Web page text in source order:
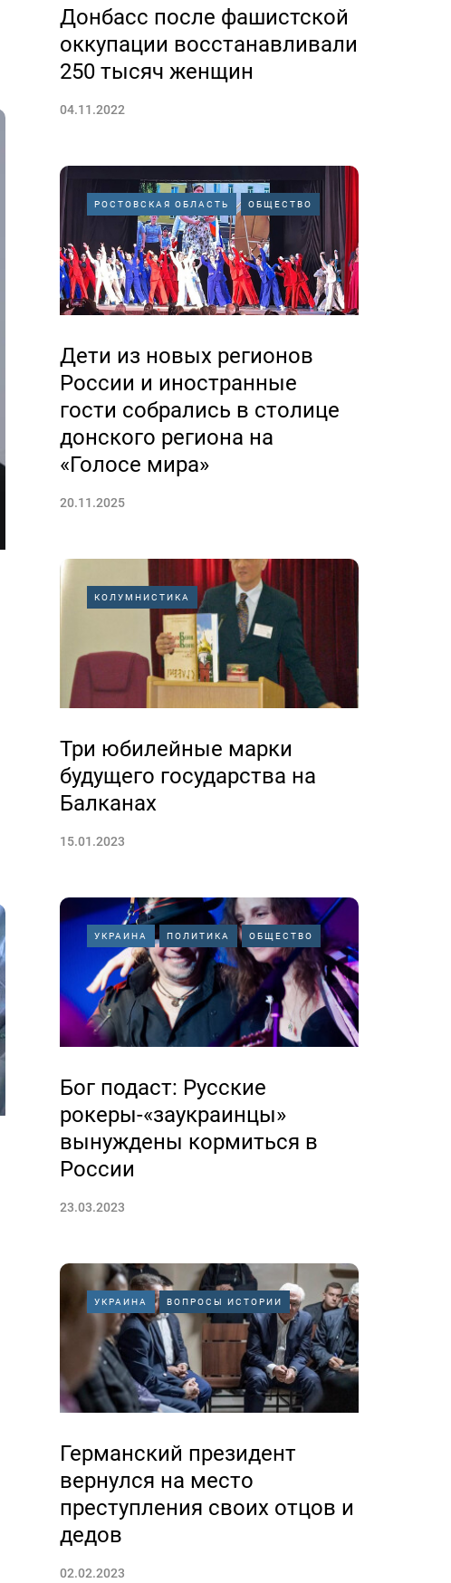
Донбасс после фашистской
оккупации восстанавливали
250 тысяч женщин
04.11.2022
РОСТОВСКАЯ ОБЛАСТЬ ОБЩЕСТВО
Дети из новых регионов
России и иностранные
гости собрались в столице
донского региона на
«Голосе мира»
20.11.2025
КОЛУМНИСТИКА
Три юбилейные марки
будущего государства на
Балканах
15.01.2023
УКРАИНА ПОЛИТИКА ОБЩЕСТВО
Бог подаст: Русские
рокеры-«заукраинцы»
вынуждены кормиться в
России
23.03.2023
УКРАИНА ВОПРОСЫ ИСТОРИИ
Германский президент
вернулся на место
преступления своих отцов и
дедов
02.02.2023